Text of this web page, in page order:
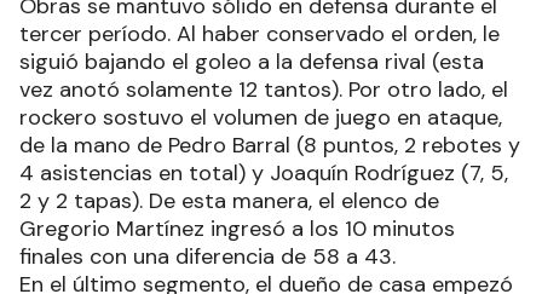
Obras se mantuvo sólido en defensa durante el
tercer período. Al haber conservado el orden, le
siguió bajando el goleo a la defensa rival (esta
vez anotó solamente 12 tantos). Por otro lado, el
rockero sostuvo el volumen de juego en ataque,
de la mano de Pedro Barral (8 puntos, 2 rebotes y
4 asistencias en total) y Joaquín Rodríguez (7, 5,
2 y 2 tapas). De esta manera, el elenco de
Gregorio Martínez ingresó a los 10 minutos
finales con una diferencia de 58 a 43.
En el último segmento, el dueño de casa empezó